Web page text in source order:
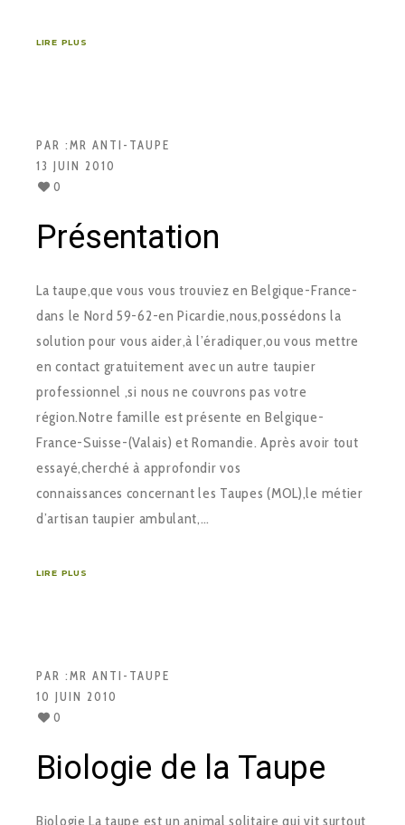
LIRE PLUS
PAR :MR ANTI-TAUPE
13 JUIN 2010
0
Présentation
La taupe,que vous vous trouviez en Belgique-France-
dans le Nord 59-62-en Picardie,nous,possédons la
solution pour vous aider,à l’éradiquer,ou vous mettre
en contact gratuitement avec un autre taupier
professionnel ,si nous ne couvrons pas votre
région.Notre famille est présente en Belgique-
France-Suisse-(Valais) et Romandie. Après avoir tout
essayé,cherché à approfondir vos
connaissances concernant les Taupes (MOL),le métier
d’artisan taupier ambulant,…
LIRE PLUS
PAR :MR ANTI-TAUPE
10 JUIN 2010
0
Biologie de la Taupe
Biologie La taupe est un animal solitaire qui vit surtout